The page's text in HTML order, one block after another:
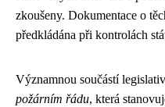
zkoušeny. Dokumentace o
předkládána při kontrolách
Významnou součástí
požárním řádu, která